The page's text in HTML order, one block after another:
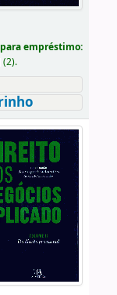
empréstimo:
(2).